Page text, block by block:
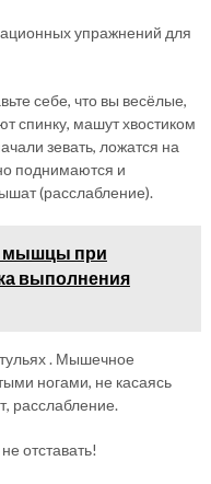
упражнений для
себе, что вы весёлые,
спинку, машут хвостиком
зевать, ложатся на
поднимаются и
(расслабление).
мышцы при
выполнения
. Мышечное
ногами, не касаясь
расслабление.
отставать!